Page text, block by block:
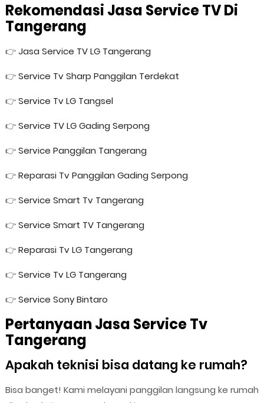
Rekomendasi Jasa Service TV Di
Tangerang
👉Jasa Service TV LG Tangerang
👉Service Tv Sharp Panggilan Terdekat
👉Service Tv LG Tangsel
👉Service TV LG Gading Serpong
👉Service Panggilan Tangerang
👉Reparasi Tv Panggilan Gading Serpong
👉Service Smart Tv Tangerang
👉Service Smart TV Tangerang
👉Reparasi Tv LG Tangerang
👉Service Tv LG Tangerang
👉Service Sony Bintaro
Pertanyaan Jasa Service Tv
Tangerang
Apakah teknisi bisa datang ke rumah?
Bisa banget! Kami melayani panggilan langsung ke rumah